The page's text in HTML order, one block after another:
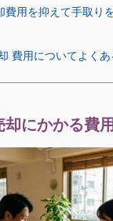
費用を抑えて手取り
費用についてよくあ
却にかかる費